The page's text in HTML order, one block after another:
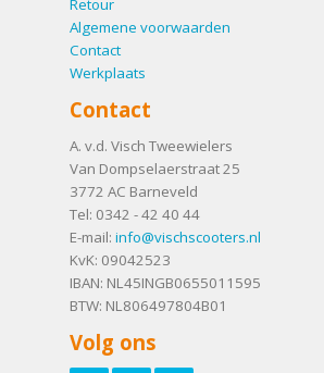
Algemene voorwaarden
Contact
Werkplaats
Contact
A. v.d. Visch Tweewielers
Van Dompselaerstraat 25
3772 AC Barneveld
Tel: 0342 - 42 40 44
E-mail: info@vischscooters.nl
KvK: 09042523
IBAN: NL45INGB0655011595
BTW: NL806497804B01
Volg ons